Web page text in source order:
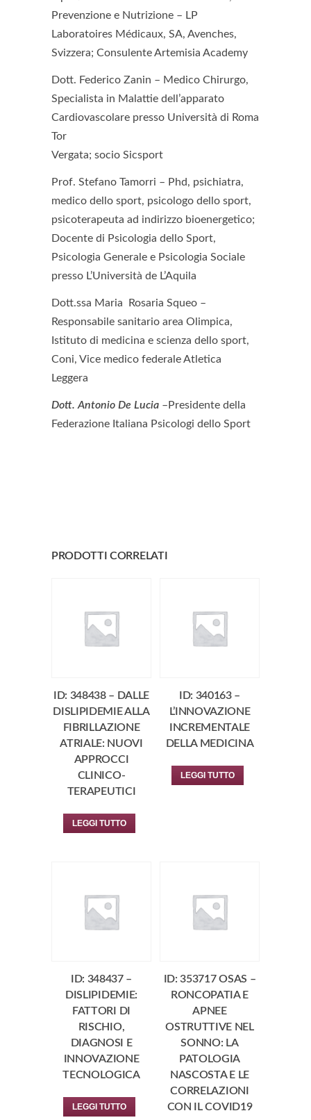
Prevenzione e Nutrizione – LP
Laboratoires Médicaux, SA, Avenches,
Svizzera; Consulente Artemisia Academy
Dott. Federico Zanin – Medico Chirurgo,
Specialista in Malattie dell’apparato
Cardiovascolare presso Università di Roma
Tor
Vergata; socio Sicsport
Prof. Stefano Tamorri – Phd, psichiatra,
medico dello sport, psicologo dello sport,
psicoterapeuta ad indirizzo bioenergetico;
Docente di Psicologia dello Sport,
Psicologia Generale e Psicologia Sociale
presso L’Università de L’Aquila
Dott.ssa Maria Rosaria Squeo –
Responsabile sanitario area Olimpica,
Istituto di medicina e scienza dello sport,
Coni, Vice medico federale Atletica
Leggera
Dott. Antonio De Lucia –Presidente della
Federazione Italiana Psicologi dello Sport
PRODOTTI CORRELATI
ID: 348438 – DALLE
DISLIPIDEMIE ALLA
FIBRILLAZIONE
ATRIALE: NUOVI
APPROCCI
CLINICO-
TERAPEUTICI
LEGGI TUTTO
ID: 340163 –
L’INNOVAZIONE
INCREMENTALE
DELLA MEDICINA
LEGGI TUTTO
ID: 348437 –
DISLIPIDEMIE:
FATTORI DI
RISCHIO,
DIAGNOSI E
INNOVAZIONE
TECNOLOGICA
LEGGI TUTTO
ID: 353717 OSAS –
RONCOPATIA E
APNEE
OSTRUTTIVE NEL
SONNO: LA
PATOLOGIA
NASCOSTA E LE
CORRELAZIONI
CON IL COVID19